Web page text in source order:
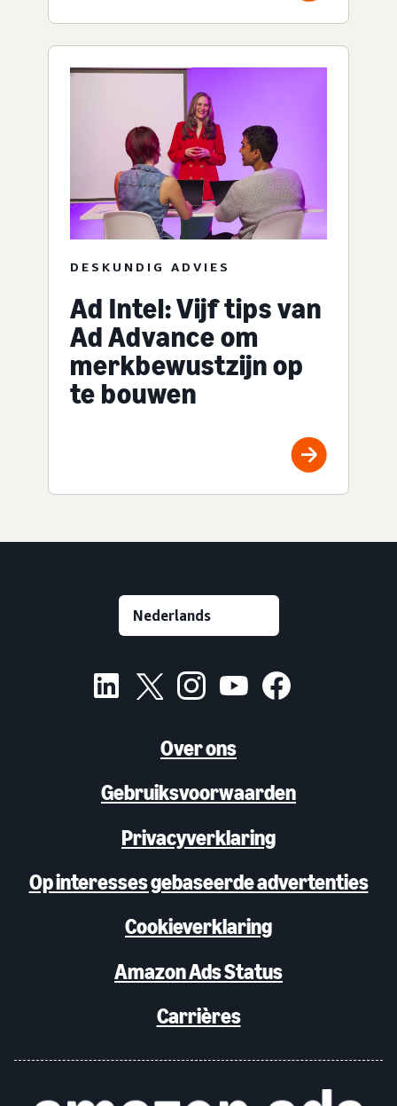
DESKUNDIG ADVIES
Ad Intel: Vijf tips van
Ad Advance om
merkbewustzijn op
te bouwen
Over ons
Gebruiksvoorwaarden
Privacyverklaring
Op interesses gebaseerde advertenties
Cookieverklaring
Amazon Ads Status
Carrières